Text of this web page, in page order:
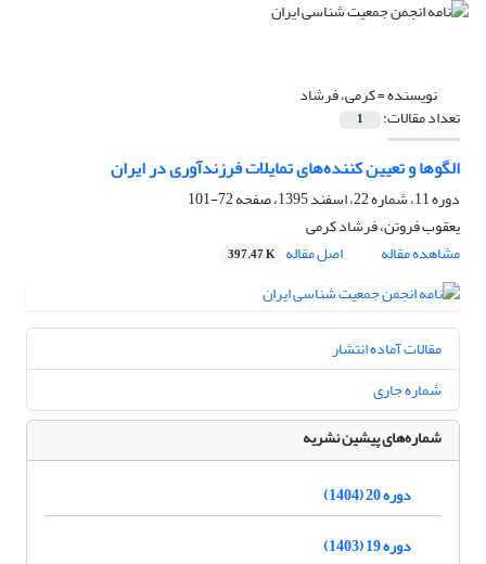
نویسنده =کرمی، فرشاد
تعداد مقالات: 1
الگوها و تعیین کننده‌های تمایلات فرزندآوری در ایران
دوره 11، شماره 22، اسفند 1395، صفحه
72-101
یعقوب فروتن، فرشاد کرمی
مشاهده مقاله
اصل مقاله 397.47 K
مقالات آماده انتشار
شماره جاری
شماره‌های پیشین نشریه
دوره 20 (1404)
دوره 19 (1403)